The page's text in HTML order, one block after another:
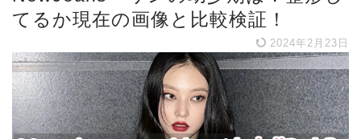
てるか現在の画像と比較検証！
2024年2月23日